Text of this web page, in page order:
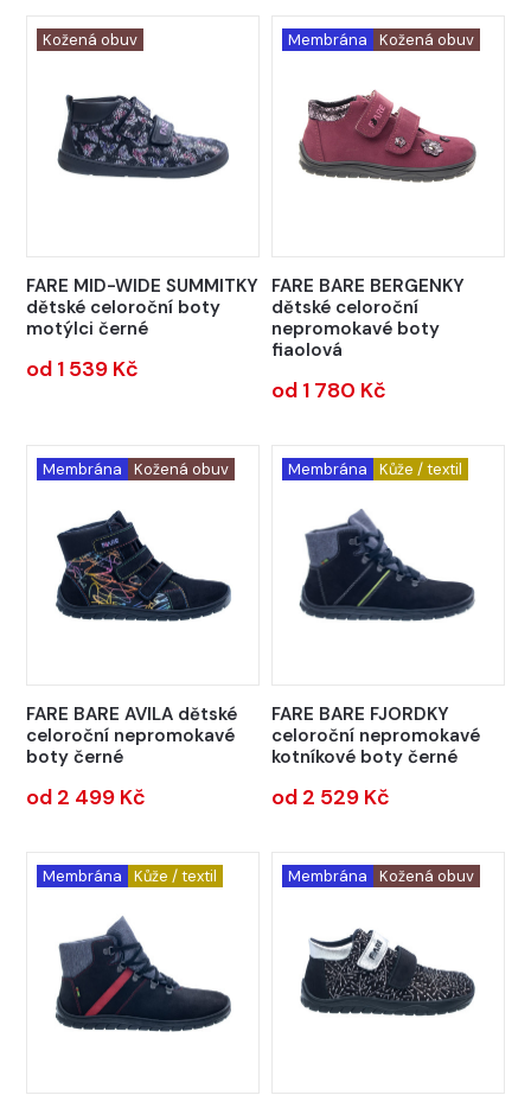
Kožená obuv
FARE MID-WIDE SUMMITKY
dětské celoroční boty
motýlci černé
od 1 539 Kč
Membrána Kožená obuv
FARE BARE BERGENKY
dětské celoroční
nepromokavé boty
fiaolová
od 1 780 Kč
Membrána Kožená obuv
FARE BARE AVILA dětské
celoroční nepromokavé
boty černé
od 2 499 Kč
Membrána Kůže / textil
FARE BARE FJORDKY
celoroční nepromokavé
kotníkové boty černé
od 2 529 Kč
Membrána Kůže / textil Membrána Kožená obuv